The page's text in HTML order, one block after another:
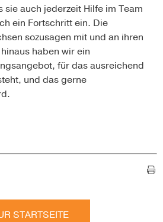
auch jederzeit Hilfe im Team
ein Fortschritt ein. Die
sozusagen mit und an ihren
haben wir ein
für das ausreichend
und das gerne
STARTSEITE